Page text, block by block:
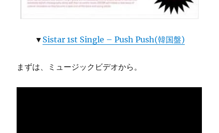
▼ Sistar 1st Single – Push Push(韓国盤)
まずは、ミュージックビデオから。